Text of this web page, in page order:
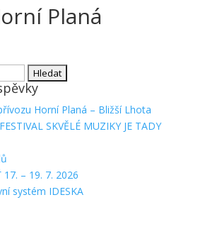
Planá
Horní Planá – Bližší Lhota
SKVĚLÉ MUZIKY JE TADY
17. – 19. 7. 2026
systém IDESKA